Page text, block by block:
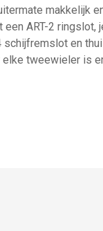
makkelijk
ART-2 ringslot,
schijfremslot en
elke tweewieler is